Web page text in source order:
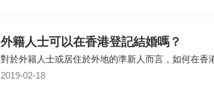
外籍人士可以在香港登記結婚嗎？
對於外籍人士或居住於外地的準新人而言，如何在香
2019-02-18